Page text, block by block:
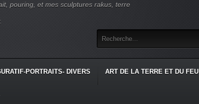
pouring, et mes sculptures rakus, terre
PORTRAITS- DIVERS ART DE LA TERRE ET DU FEU